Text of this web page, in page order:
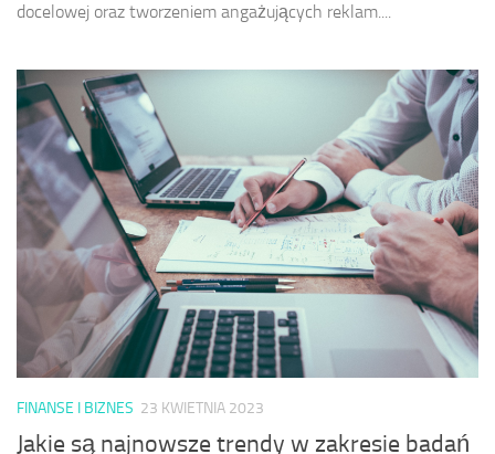
docelowej oraz tworzeniem angażujących reklam....
FINANSE I BIZNES 23 KWIETNIA 2023
Jakie są najnowsze trendy w zakresie badań